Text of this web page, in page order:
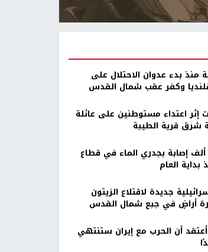
منذ بدء عدوان الاحتلال على
وكفر عقب شمال القدس
إثر اعتداء مستوطنين على عائلة
شرق قرية الطيبة
نحو 58 ألف إصابة بجدري الماء في قطاع
بداية العام
جديدة لاقتلاع الزيتون
أراضٍ في جبع شمال القدس
أن الحرب مع إيران ستنتهي